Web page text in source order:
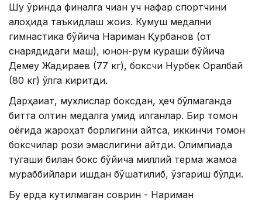
Шу ўринда финалга чиққан уч нафар спортчини
алоҳида таъкидлаш жоиз. Кумуш медални
гимнастика бўйича Нариман Қурбанов (от
снарядидаги машқ), юнон-рум кураши бўйича
Демеу Жадираев (77 кг), боксчи Нурбек Оралбай
(80 кг) қўлга киритди.
Дарҳақиқат, мухлислар боксдан, ҳеч бўлмаганда
битта олтин медалга умид қилганлар. Бир томон
оёғида жароҳат борлигини айтса, иккинчи томон
боксчилар рози эмаслигини айтди. Олимпиада
тугаши билан бокс бўйича миллий терма жамоа
мураббийлари ишдан бўшатилиб, ўзгариш бўлди.
Бу ерда кутилмаган соврин - Нариман